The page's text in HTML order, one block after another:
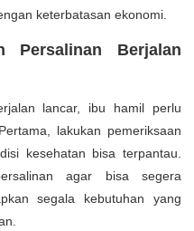
keterbatasan ekonomi.
Persalinan Berjalan
lancar, ibu hamil perlu
lakukan pemeriksaan
kesehatan bisa terpantau.
agar bisa segera
segala kebutuhan yang